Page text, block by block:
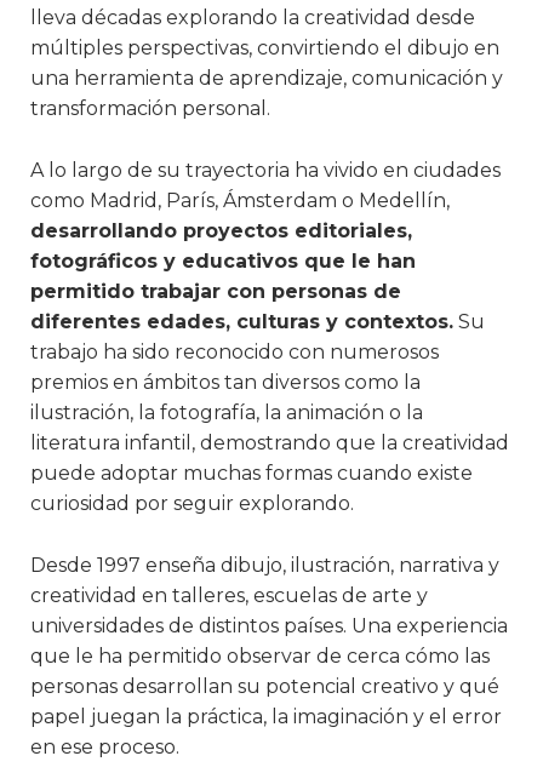
lleva décadas explorando la creatividad desde
múltiples perspectivas, convirtiendo el dibujo en
una herramienta de aprendizaje, comunicación y
transformación personal.
A lo largo de su trayectoria ha vivido en ciudades
como Madrid, París, Ámsterdam o Medellín,
desarrollando proyectos editoriales,
fotográficos y educativos que le han
permitido trabajar con personas de
diferentes edades, culturas y contextos. Su
trabajo ha sido reconocido con numerosos
premios en ámbitos tan diversos como la
ilustración, la fotografía, la animación o la
literatura infantil, demostrando que la creatividad
puede adoptar muchas formas cuando existe
curiosidad por seguir explorando.
Desde 1997 enseña dibujo, ilustración, narrativa y
creatividad en talleres, escuelas de arte y
universidades de distintos países. Una experiencia
que le ha permitido observar de cerca cómo las
personas desarrollan su potencial creativo y qué
papel juegan la práctica, la imaginación y el error
en ese proceso.